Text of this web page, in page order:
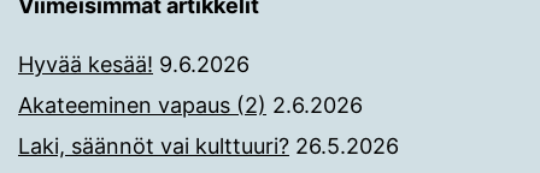
Viimeisimmät artikkelit
Hyvää kesää! 9.6.2026
Akateeminen vapaus (2) 2.6.2026
Laki, säännöt vai kulttuuri? 26.5.2026